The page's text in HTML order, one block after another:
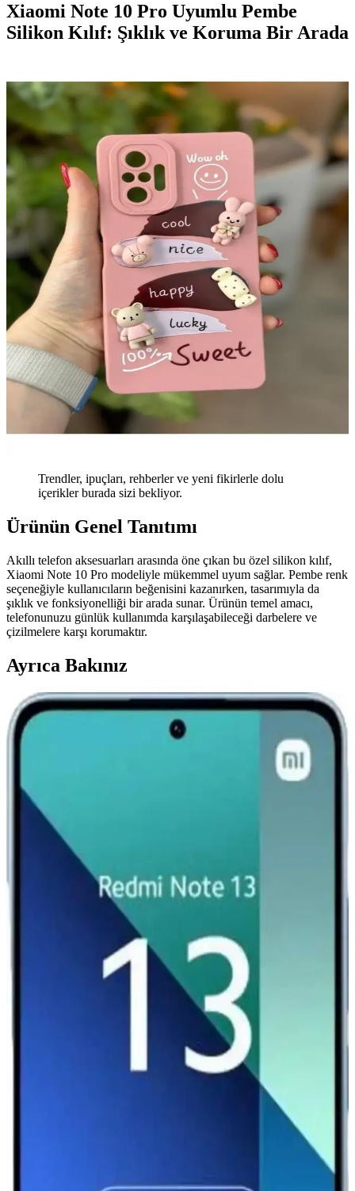
Xiaomi Note 10 Pro Uyumlu Pembe
Silikon Kılıf: Şıklık ve Koruma Bir Arada
Trendler, ipuçları, rehberler ve yeni fikirlerle dolu
içerikler burada sizi bekliyor.
Ürünün Genel Tanıtımı
Akıllı telefon aksesuarları arasında öne çıkan bu özel silikon kılıf,
Xiaomi Note 10 Pro modeliyle mükemmel uyum sağlar. Pembe renk
seçeneğiyle kullanıcıların beğenisini kazanırken, tasarımıyla da
şıklık ve fonksiyonelliği bir arada sunar. Ürünün temel amacı,
telefonunuzu günlük kullanımda karşılaşabileceği darbelere ve
çizilmelere karşı korumaktır.
Ayrıca Bakınız
Xiaomi Mi 11 Ultra için Şık ve Koruyucu Altın
Kenarlı Silikon Kılıf
Parlak altın detaylar ve dayanıklı silikon malzeme ile Xiaomi Mi 11
Ultra'nızı şık ve güvenle koruyan kılıf, çeşitli renk seçenekleriyle
tarzınıza uygun alternatifler sunar.
Redmi Note 11 Pro ve Redmi Note 12 Pro
Karşılaştırması: Özellikler ve Farklar
Redmi Note 11 Pro ve Redmi Note 12 Pro modellerinin tasarım,
performans, kamera ve batarya özelliklerini karşılaştırıyoruz. Hangi
modelin ihtiyaçlarınıza uygun olduğunu belirlemenize yardımcı olur.
Xiaomi Redmi Serisi Akıllı Telefonlar Güncel
Özellikler ve Kullanım Alanları
Xiaomi Redmi serisi, uygun fiyatlı ve yüksek performanslı akıllı
telefonlar olup, özellikle gençler ve bütçe dostu kullanıcılar için ideal
seçenekler sunar. Güncel teknolojik özellikleri ve kullanım
Redmi 13 ve Xiaomi 13 Karşılaştırması: Hangi
Model Sizin İçin Daha Uygun
Redmi 13 uygun fiyatlı ve temel ihtiyaçlara yönelikken, Xiaomi 13
gelişmiş özellikler ve yüksek performans sunar. Hangi model sizin
Redmi Note 11 ve Note 9 Pro Karşılaştırması: Hangi